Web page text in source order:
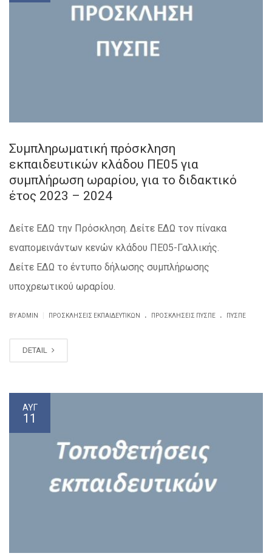
Συμπληρωματική πρόσκληση
εκπαιδευτικών κλάδου ΠΕ05 για
συμπλήρωση ωραρίου, για το διδακτικό
έτος 2023 – 2024
Δείτε ΕΔΩ την Πρόσκληση. Δείτε ΕΔΩ τον πίνακα
εναπομεινάντων κενών κλάδου ΠΕ05-Γαλλικής.
Δείτε ΕΔΩ το έντυπο δήλωσης συμπλήρωσης
υποχρεωτικού ωραρίου.
BY ADMIN ΠΡΟΣΚΛΗΣΕΙΣ ΕΚΠΑΙΔΕΥΤΙΚΏΝ . ΠΡΟΣΚΛΉΣΕΙΣ ΠΥΣΠΕ . ΠΥΣΠΕ
DETAIL
ΑΥΓ
11